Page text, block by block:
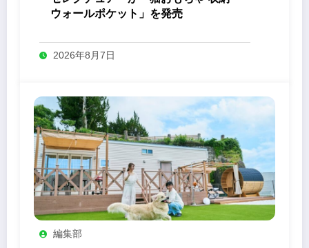
ウォールポケット」を発売
2026年8月7日
編集部